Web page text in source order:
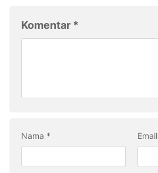
Komentar *
Nama * Email